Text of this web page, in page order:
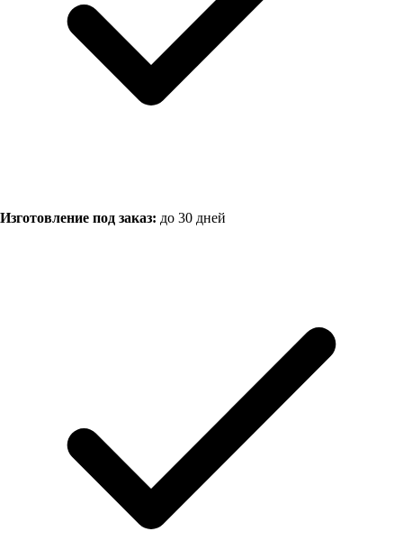
Изготовление под заказ: до 30 дней